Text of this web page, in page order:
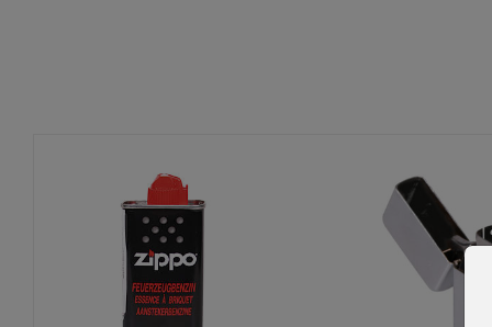
Bei Brand: Zum Löschen Schaum, Pulver oder
Inhalt/Behälter einer zugelassenen
Zusätzliche Hinweise
Produkt und Verpackung umweltgerecht entsorgen.